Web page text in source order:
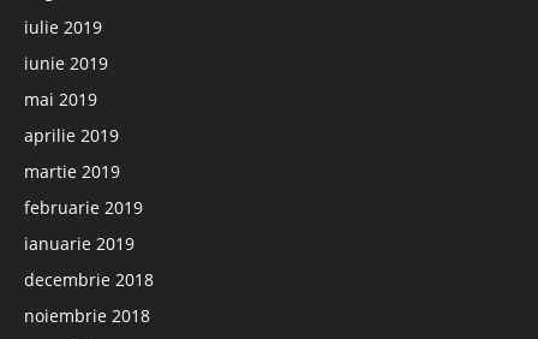
iulie 2019
iunie 2019
mai 2019
aprilie 2019
martie 2019
februarie 2019
ianuarie 2019
decembrie 2018
noiembrie 2018